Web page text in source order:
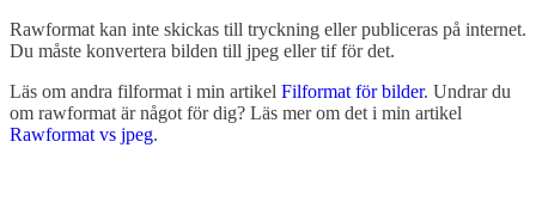
Rawformat kan inte skickas till tryckning eller publiceras på internet.
Du måste konvertera bilden till jpeg eller tif för det.
Läs om andra filformat i min artikel Filformat för bilder. Undrar du
om rawformat är något för dig? Läs mer om det i min artikel
Rawformat vs jpeg.